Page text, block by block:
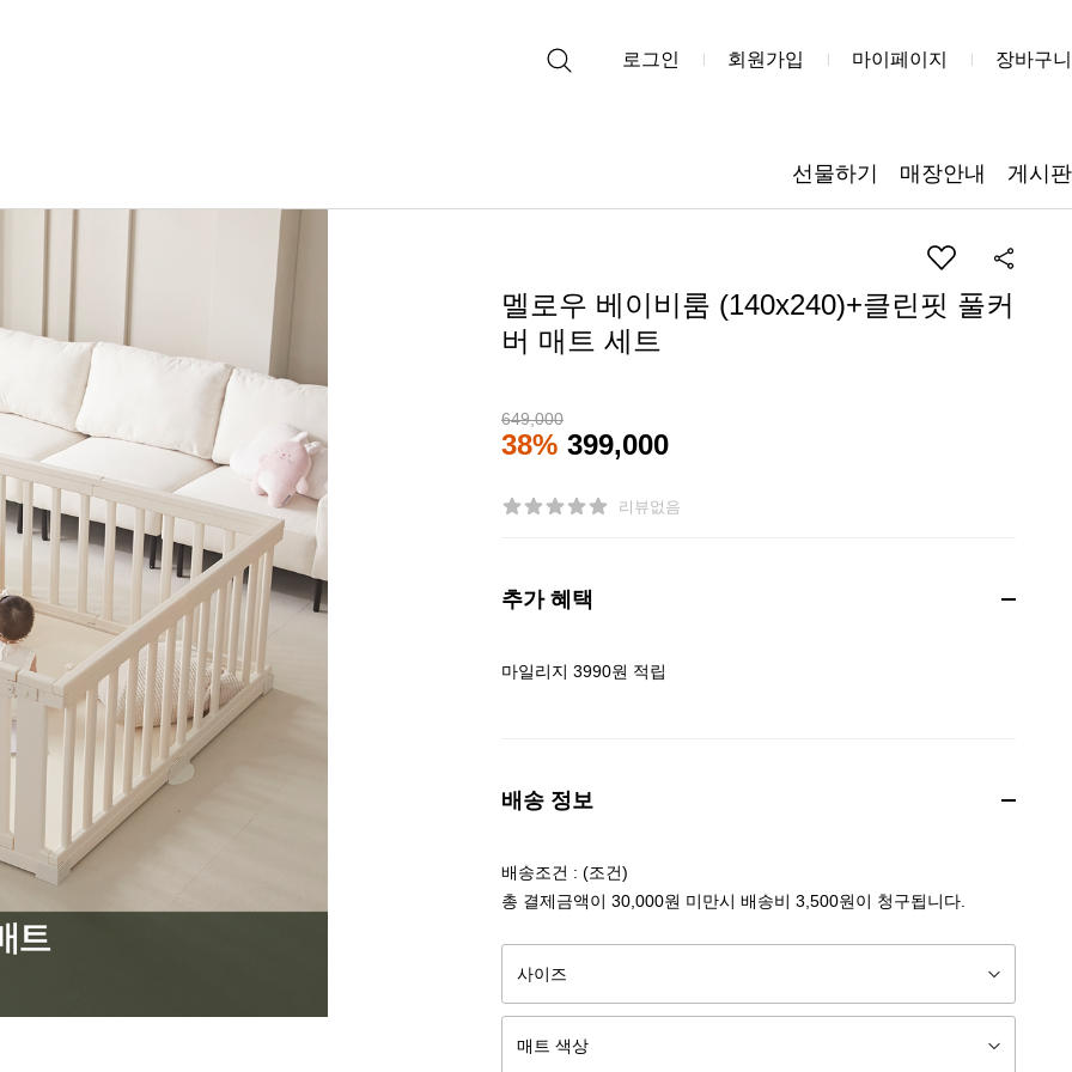
로그인 회원가입 마이페이지 장바구니
선물하기 매장안내 게시판
멜로우 베이비룸 (140x240)+클린핏 풀커
버 매트 세트
649,000
38% 399,000
리뷰없음
추가 혜택
마일리지 3990원 적립
배송 정보
배송조건 : (조건)
총 결제금액이 30,000원 미만시 배송비 3,500원이 청구됩니다.